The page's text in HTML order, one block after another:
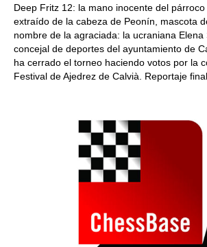
Deep Fritz 12: la mano inocente del
extraído de la cabeza de Peonín, mascota
nombre de la agraciada: la ucraniana Elena
concejal de deportes del ayuntamiento de
ha cerrado el torneo haciendo votos por la
Festival de Ajedrez de Calvià. Reportaje